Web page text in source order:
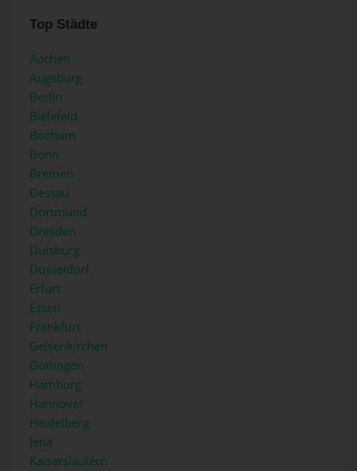
Top Städte
Aachen
Augsburg
Berlin
Bielefeld
Bochum
Bonn
Bremen
Dessau
Dortmund
Dresden
Duisburg
Düsseldorf
Erfurt
Essen
Frankfurt
Gelsenkirchen
Göttingen
Hamburg
Hannover
Heidelberg
Jena
Kaiserslautern